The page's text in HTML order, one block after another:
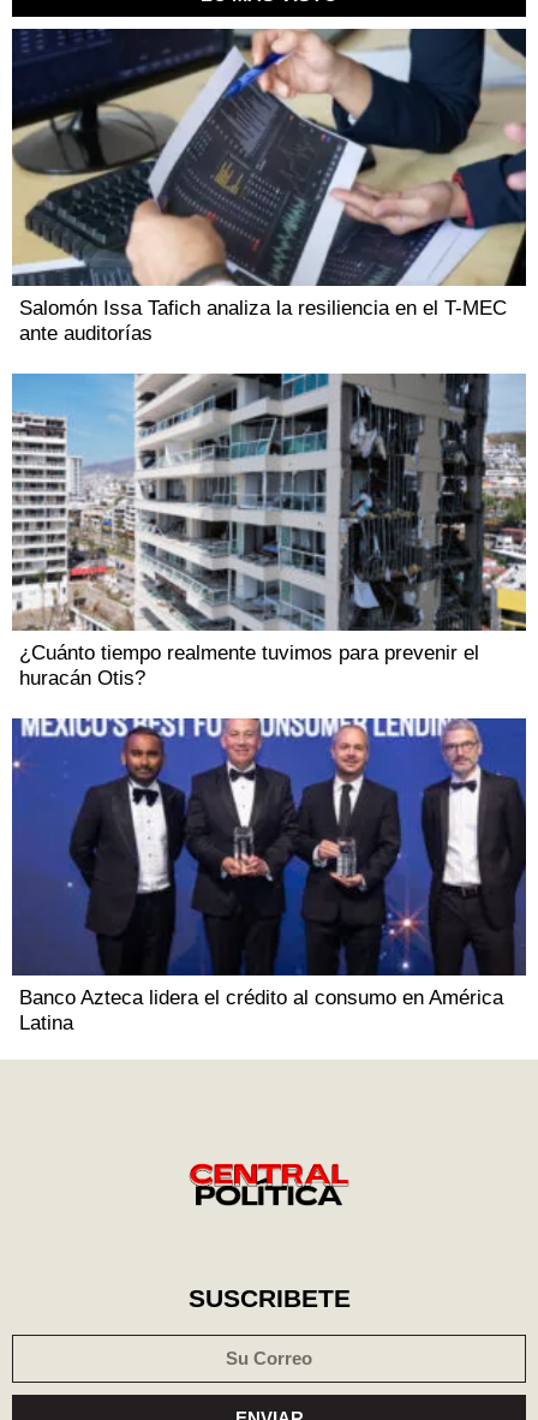
Salomón Issa Tafich analiza la resiliencia en el T-MEC
ante auditorías
¿Cuánto tiempo realmente tuvimos para prevenir el
huracán Otis?
Banco Azteca lidera el crédito al consumo en América
Latina
SUSCRIBETE